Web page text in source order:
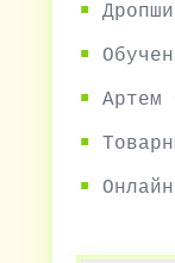
Артем